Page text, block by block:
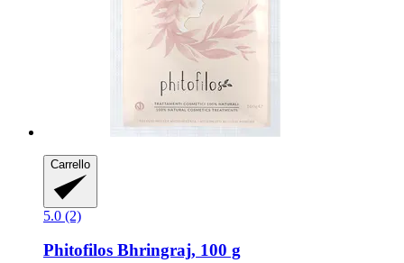
Carrello
5.0 (2)
Phitofilos Bhringraj, 100 g